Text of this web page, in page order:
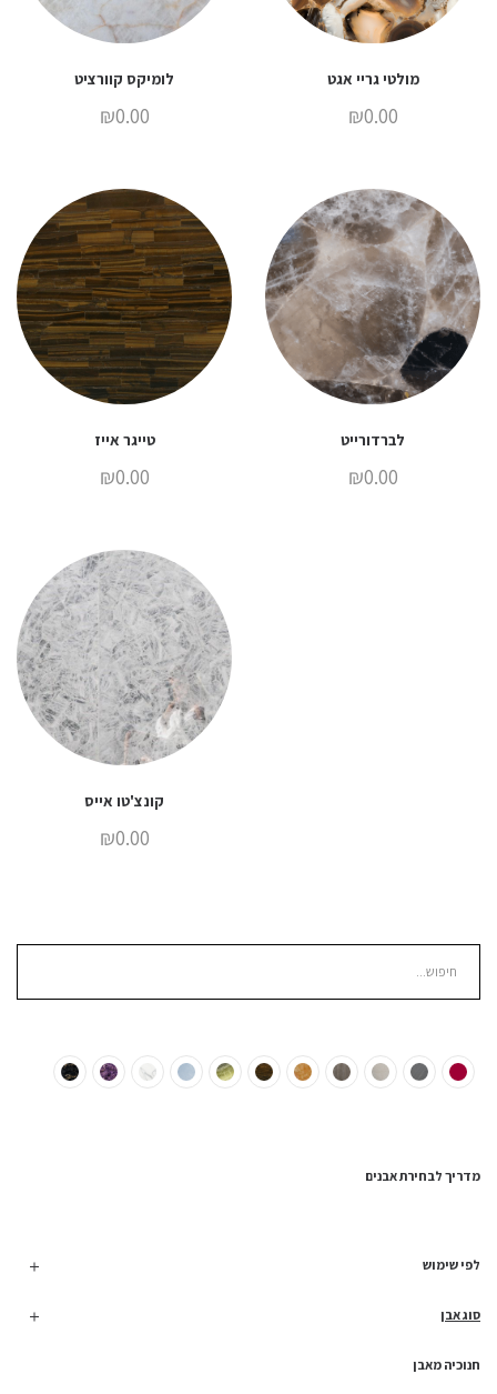
לומיקס קוורציט
₪0.00
מולטי גריי אגט
₪0.00
טייגר אייז
₪0.00
לברדורייט
₪0.00
קונצ'טו אייס
₪0.00
מדריך לבחירת אבנים
לפי שימוש
סוג אבן
חנוכיה מאבן